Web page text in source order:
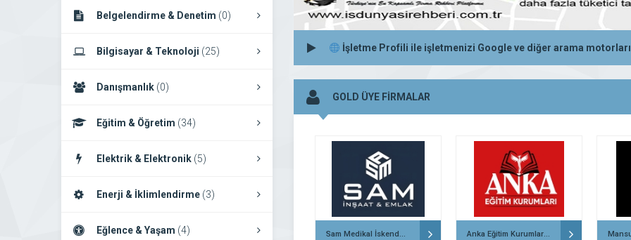
Belgelendirme & Denetim (0)
Bilgisayar & Teknoloji (25)
Danışmanlık (0)
Eğitim & Öğretim (34)
Elektrik & Elektronik (5)
Enerji & İklimlendirme (3)
Eğlence & Yaşam (4)
İşletme Profili ile işletmenizi Google ve diğer arama
GOLD ÜYE FİRMALAR
Sam Medikal İskenderun Anka Eğitim Kurumları İskenderun